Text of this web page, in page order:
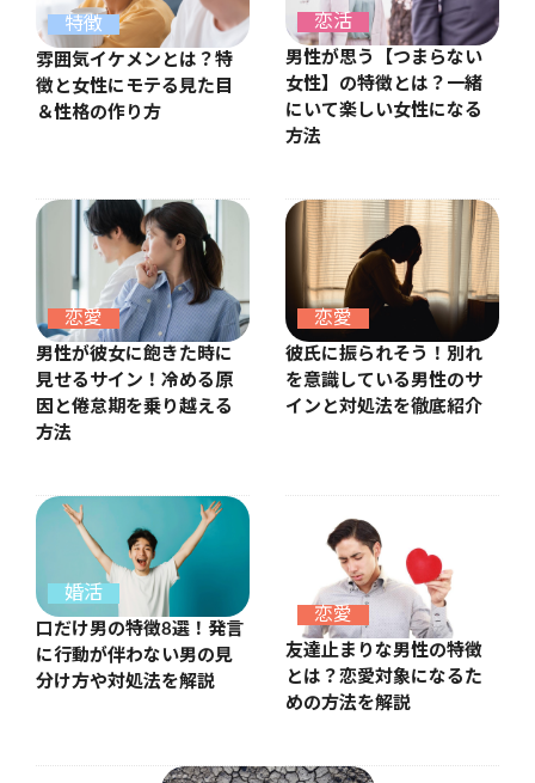
特徴
雰囲気イケメンとは？特
徴と女性にモテる見た目
＆性格の作り方
恋活
男性が思う【つまらない
女性】の特徴とは？一緒
にいて楽しい女性になる
方法
恋愛
男性が彼女に飽きた時に
見せるサイン！冷める原
因と倦怠期を乗り越える
方法
恋愛
彼氏に振られそう！別れ
を意識している男性のサ
インと対処法を徹底紹介
婚活
口だけ男の特徴8選！発言
に行動が伴わない男の見
分け方や対処法を解説
恋愛
友達止まりな男性の特徴
とは？恋愛対象になるた
めの方法を解説